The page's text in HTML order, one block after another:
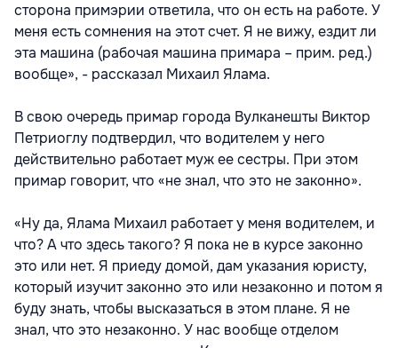
сторона примэрии ответила, что он есть на работе. У
меня есть сомнения на этот счет. Я не вижу, ездит ли
эта машина (рабочая машина примара – прим. ред.)
вообще», - рассказал Михаил Ялама.
В свою очередь примар города Вулканешты Виктор
Петриоглу подтвердил, что водителем у него
действительно работает муж ее сестры. При этом
примар говорит, что «не знал, что это не законно».
«Ну да, Ялама Михаил работает у меня водителем, и
что? А что здесь такого? Я пока не в курсе законно
это или нет. Я приеду домой, дам указания юристу,
который изучит законно это или незаконно и потом я
буду знать, чтобы высказаться в этом плане. Я не
знал, что это незаконно. У нас вообще отделом